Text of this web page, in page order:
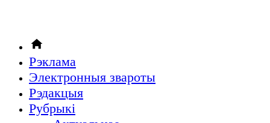
Рэклама
Электронныя звароты
Рэдакцыя
Рубрыкi